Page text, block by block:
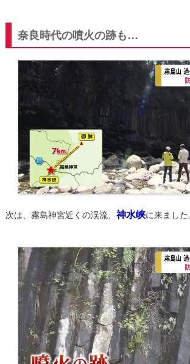
奈良時代の噴火の跡も…
次は、霧島神宮近くの渓流、神水峡に来ました。